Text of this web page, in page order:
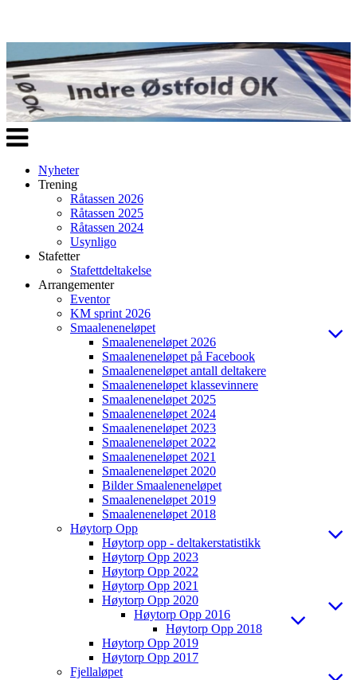
Veksle
navigasjon
Nyheter
Trening
Råtassen 2026
Råtassen 2025
Råtassen 2024
Usynligo
Stafetter
Stafettdeltakelse
Arrangementer
Eventor
KM sprint 2026
Smaaleneneløpet
Smaaleneneløpet 2026
Smaaleneneløpet på Facebook
Smaaleneneløpet antall deltakere
Smaaleneneløpet klassevinnere
Smaaleneneløpet 2025
Smaaleneneløpet 2024
Smaaleneneløpet 2023
Smaaleneneløpet 2022
Smaaleneneløpet 2021
Smaaleneneløpet 2020
Bilder Smaaleneneløpet
Smaaleneneløpet 2019
Smaaleneneløpet 2018
Høytorp Opp
Høytorp opp - deltakerstatistikk
Høytorp Opp 2023
Høytorp Opp 2022
Høytorp Opp 2021
Høytorp Opp 2020
Høytorp Opp 2016
Høytorp Opp 2018
Høytorp Opp 2019
Høytorp Opp 2017
Fjellaløpet